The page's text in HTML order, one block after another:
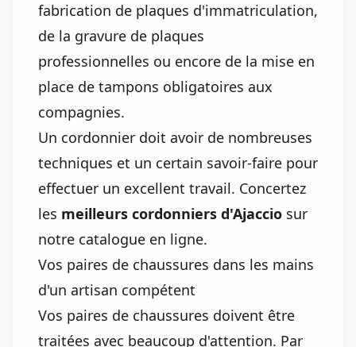
fabrication de plaques d'immatriculation,
de la gravure de plaques
professionnelles ou encore de la mise en
place de tampons obligatoires aux
compagnies.
Un cordonnier doit avoir de nombreuses
techniques et un certain savoir-faire pour
effectuer un excellent travail. Concertez
les meilleurs cordonniers d'Ajaccio sur
notre catalogue en ligne.
Vos paires de chaussures dans les mains
d'un artisan compétent
Vos paires de chaussures doivent être
traitées avec beaucoup d'attention. Par